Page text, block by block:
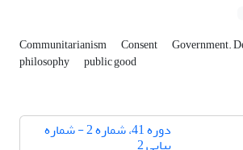
Communitarianism Consent Government.
philosophy public good
دوره 41، شماره 2 - شماره